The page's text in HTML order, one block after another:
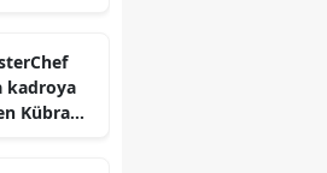
küçülme
kadroya
Kübra